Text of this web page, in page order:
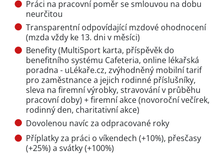
Práci na pracovní poměr se smlouvou na dobu
neurčitou
Transparentní odpovídající mzdové ohodnocení
(mzda vždy ke 13. dni v měsíci)
Benefity (MultiSport karta, příspěvěk do
benefitního systému Cafeteria, online lékařská
poradna - uLékaře.cz, zvýhodněný mobilní tarif
pro zaměstnance a jejich rodinné příslušníky,
sleva na firemní výrobky, stravování v průběhu
pracovní doby) + firemní akce (novoroční večírek,
rodinný den, charitativní akce)
Dovolenou navíc za odpracované roky
Příplatky za práci o víkendech (+10%), přesčasy
(+25%) a svátky (+100%)